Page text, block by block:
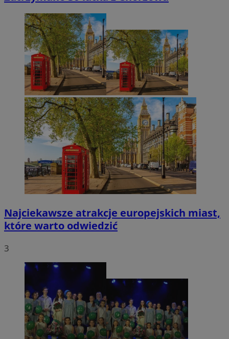
Najciekawsze atrakcje europejskich miast,
które warto odwiedzić
3